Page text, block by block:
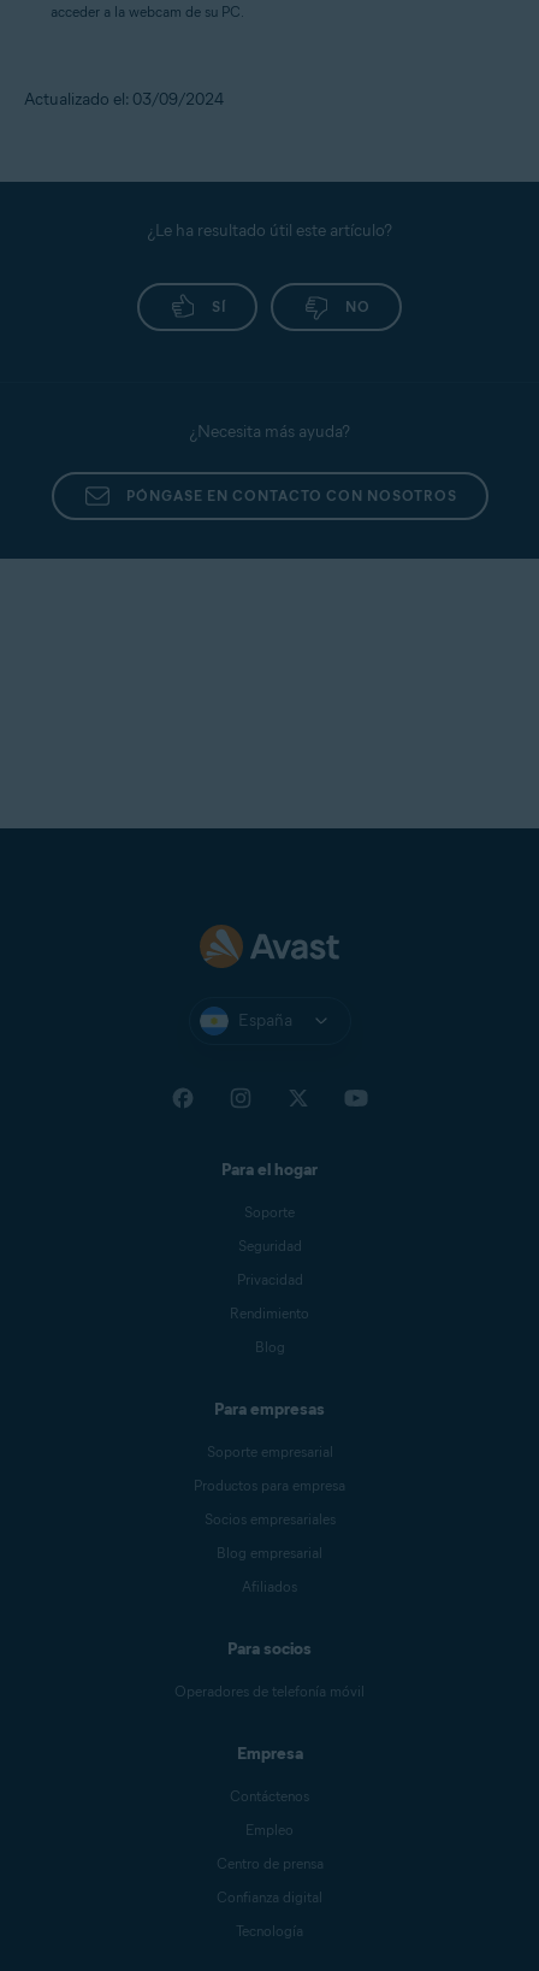
acceder a la webcam de su PC.
Actualizado el: 03/09/2024
¿Le ha resultado útil este artículo?
SÍ NO
¿Necesita más ayuda?
PÓNGASE EN CONTACTO CON NOSOTROS
España
Para el hogar
Soporte
Seguridad
Privacidad
Rendimiento
Blog
Para empresas
Soporte empresarial
Productos para empresa
Socios empresariales
Blog empresarial
Afiliados
Para socios
Operadores de telefonía móvil
Empresa
Contáctenos
Empleo
Centro de prensa
Confianza digital
Tecnología